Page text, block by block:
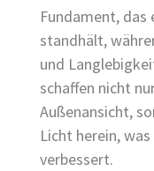
Fundament,
standhält,
und
schaffen nicht
Außenansicht,
Licht herein,
verbessert.